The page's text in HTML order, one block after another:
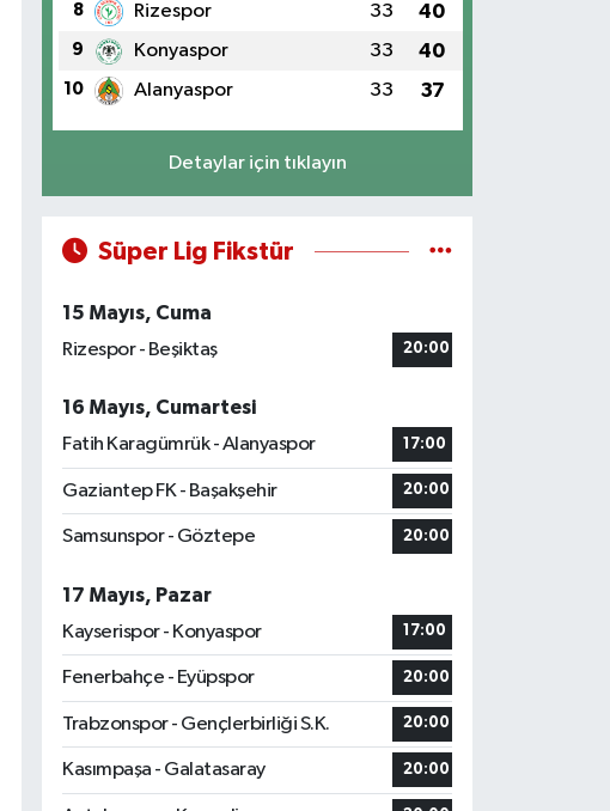
8 Rizespor 33 40
9 Konyaspor 33 40
10 Alanyaspor 33 37
Detaylar için tıklayın
Süper Lig Fikstür
15 Mayıs, Cuma
Rizespor - Beşiktaş
20:00
16 Mayıs, Cumartesi
Fatih Karagümrük - Alanyaspor
17:00
Gaziantep FK - Başakşehir 20:00
Samsunspor - Göztepe 20:00
17 Mayıs, Pazar
Kayserispor - Konyaspor
17:00
Fenerbahçe - Eyüpspor 20:00
Trabzonspor - Gençlerbirliği S.K. 20:00
Kasımpaşa - Galatasaray 20:00